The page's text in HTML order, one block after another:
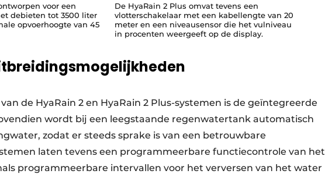
voor een
debieten tot 3500 liter
opvoerhoogte van 45
De HyaRain 2 Plus omvat tevens een
vlotterschakelaar met een kabellengte van 20
meter en een niveausensor die het vulniveau
in procenten weergeeft op de display.
de HyaRain 2 en HyaRain 2 Plus-systemen is de geïntegreerde
wordt bij een leegstaande regenwatertank automatisch
zodat er steeds sprake is van een betrouwbare
laten tevens een programmeerbare functiecontrole van het
programmeerbare intervallen voor het verversen van het water